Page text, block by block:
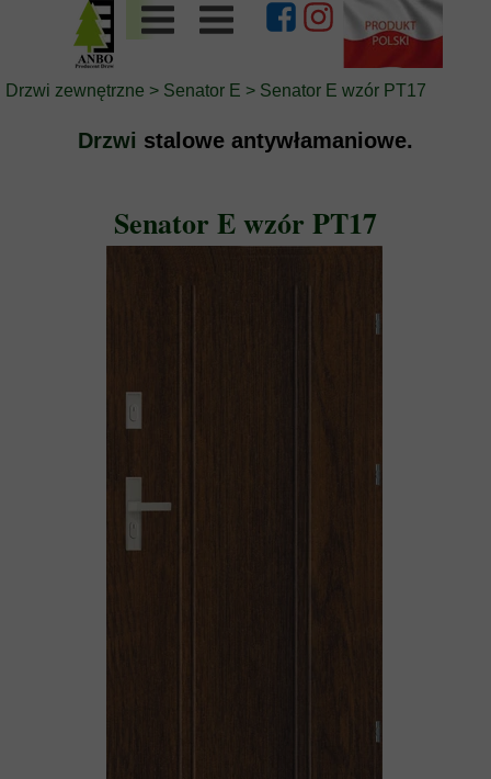
Drzwi zewnętrzne > Senator E > Senator E wzór PT17
Drzwi stalowe antywłamaniowe.
Senator E wzór PT17